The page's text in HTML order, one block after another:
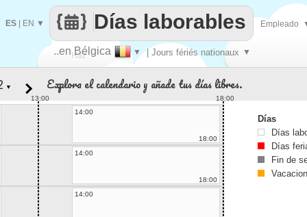
Haz
..en Bélgica ▼ | Jours fériés nationaux ▼
Días laborables
ES EN ▼ Empleado
▼ Explora el calendario y añade tus días libres.
13:00
18:00
14:00
18:00
14:00
18:00
14:00
Días
Días
Días
Fin de